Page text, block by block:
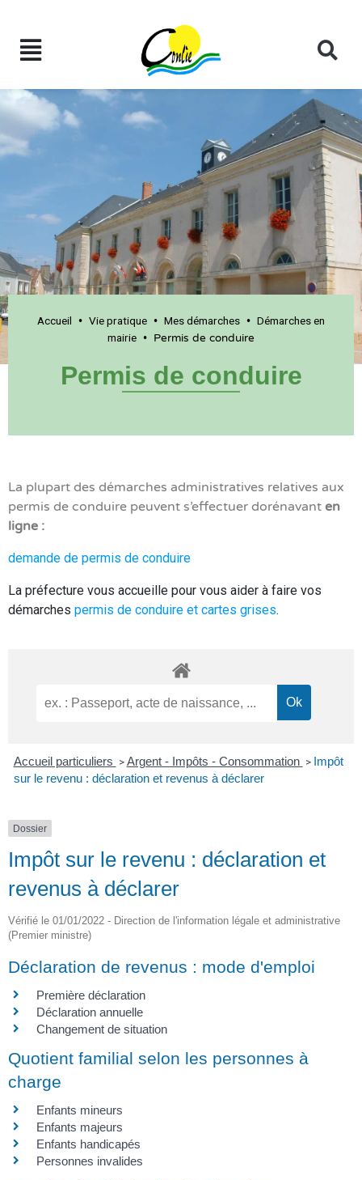
Accueil • Vie pratique • Mes démarches • Démarches en
mairie • Permis de conduire
Permis de conduire
La plupart des démarches administratives relatives aux
permis de conduire peuvent s’effectuer dorénavant en
ligne :
demande de permis de conduire
La préfecture vous accueille pour vous aider à faire vos
démarches permis de conduire et cartes grises.
Accueil particuliers > Argent - Impôts - Consommation > Impôt
sur le revenu : déclaration et revenus à déclarer
Dossier
Impôt sur le revenu : déclaration et
revenus à déclarer
Vérifié le 01/01/2022 - Direction de l'information légale et administrative
(Premier ministre)
Déclaration de revenus : mode d'emploi
Première déclaration
Déclaration annuelle
Changement de situation
Quotient familial selon les personnes à
charge
Enfants mineurs
Enfants majeurs
Enfants handicapés
Personnes invalides